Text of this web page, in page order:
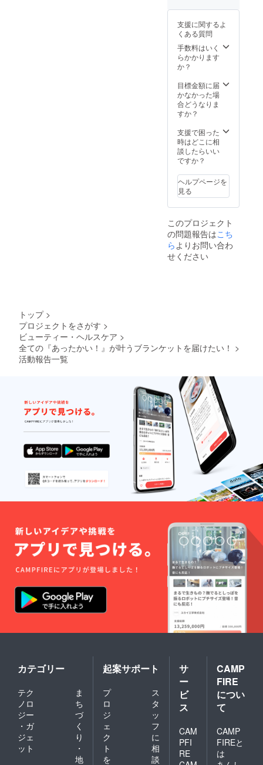
布） 裏
地：綿
100％
口金：
黒ニッ
ケル
様】 職
人によ
るオー
ド＆
『Made
in
Japan
ま口ミ
チで
す。
ちょっ
とそこ
までの
お買い
物や小
色を出
ります
が、 撮
影環境
やパソ
コン、
スマホ
のモニ
ター環
境によ
り若干
異なっ
て見え
る場合
がござ
黒檀
（チョ
コレー
ト） ⑨
葡萄
（ボル
色から
一点ご
選択く
【サイ
ズ】 高
さ：約
7cm×
15.5cm
×マチ：
約10cm
【材
地：綿
100％
（帆
布） 裏
るオー
ド＆
『Made
in
Japan
』の が
ま口化
粧ポー
チで
す。 商
品の色
は、可
能な限
り実物
に近い
してお
ります
が、 撮
影環境
やパソ
コン、
スマホ
のモニ
ター環
境によ
異なっ
がござ
いま
す。
のみ）
れS〜
LLサイ
ズの中
からい
ずれか
お選び
いただ
けま
す。 ※
料無料
で配送
致しま
す。
支援に関するよ
くある質問
手数料はいく
らかかります
か？
目標金額に届
かなかった場
合どうなりま
すか？
支援で困った
時はどこに相
談したらいい
ですか？
ヘルプページを
見る
このプロジェクト
の問題報告はこち
らよりお問い合わ
せください
トップ >
プロジェクトをさがす >
ビューティー・ヘルスケア >
全ての『あったかい！』が叶うブランケットを届けたい！ >
活動報告一覧
カテゴリー
テク
ノロ
ジー
・ガ
ジェ
ット
ま
ち
づ
く
り
・
地
起案サポート
プ
ロ
ジ
ェ
ク
ト
を
ス
タ
ッ
フ
に
相
談
サ
ー
ビ
ス
CAM
PFI
RE
CAMP
FIRE
につい
て
CAMP
FIREと
は